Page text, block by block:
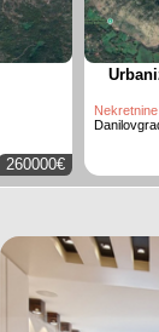
260000€
Nekretnine